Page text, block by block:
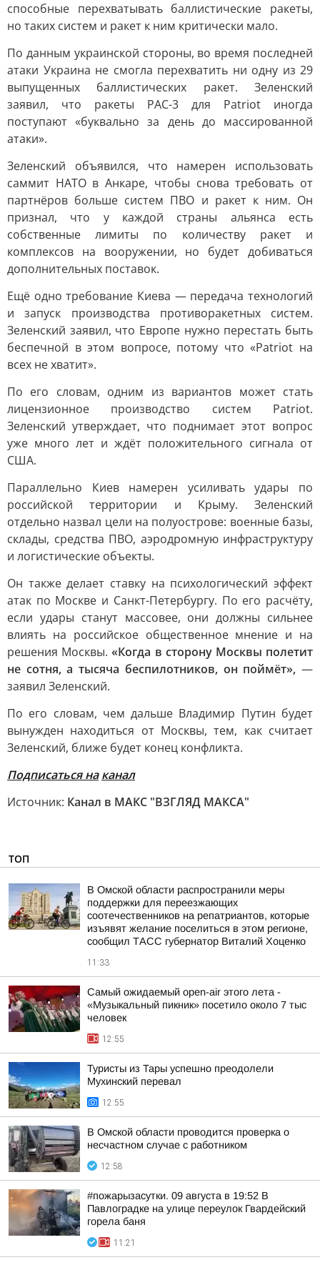
способные перехватывать баллистические ракеты,
но таких систем и ракет к ним критически мало.
По данным украинской стороны, во время последней
атаки Украина не смогла перехватить ни одну из 29
выпущенных баллистических ракет. Зеленский
заявил, что ракеты PAC-3 для Patriot иногда
поступают «буквально за день до массированной
атаки».
Зеленский объявился, что намерен использовать
саммит НАТО в Анкаре, чтобы снова требовать от
партнёров больше систем ПВО и ракет к ним. Он
признал, что у каждой страны альянса есть
собственные лимиты по количеству ракет и
комплексов на вооружении, но будет добиваться
дополнительных поставок.
Ещё одно требование Киева — передача технологий
и запуск производства противоракетных систем.
Зеленский заявил, что Европе нужно перестать быть
беспечной в этом вопросе, потому что «Patriot на
всех не хватит».
По его словам, одним из вариантов может стать
лицензионное производство систем Patriot.
Зеленский утверждает, что поднимает этот вопрос
уже много лет и ждёт положительного сигнала от
США.
Параллельно Киев намерен усиливать удары по
российской территории и Крыму. Зеленский
отдельно назвал цели на полуострове: военные базы,
склады, средства ПВО, аэродромную инфраструктуру
и логистические объекты.
Он также делает ставку на психологический эффект
атак по Москве и Санкт-Петербургу. По его расчёту,
если удары станут массовее, они должны сильнее
влиять на российское общественное мнение и на
решения Москвы.«Когда в сторону Москвы полетит
не сотня, а тысяча беспилотников, он поймёт», —
заявил Зеленский.
По его словам, чем дальше Владимир Путин будет
вынужден находиться от Москвы, тем, как считает
Зеленский, ближе будет конец конфликта.
Подписаться на канал
Источник: Канал в МАКС "ВЗГЛЯД МАКСА"
ТОП
В Омской области распространили меры
поддержки для переезжающих
соотечественников на репатриантов, которые
изъявят желание поселиться в этом регионе,
сообщил ТАСС губернатор Виталий Хоценко
11:33
Самый ожидаемый open-air этого лета -
«Музыкальный пикник» посетило около 7 тыс
человек
12:55
Туристы из Тары успешно преодолели
Мухинский перевал
12:55
В Омской области проводится проверка о
несчастном случае с работником
12:58
#пожарызасутки. 09 августа в 19:52 В
Павлоградке на улице переулок Гвардейский
горела баня
11:21